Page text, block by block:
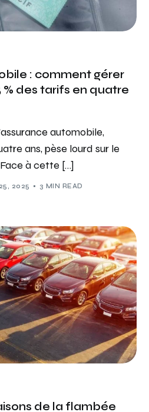
: comment gérer
des tarifs en quatre
automobile,
ans, pèse lourd sur le
à cette […]
2025 3 MIN READ
de la flambée